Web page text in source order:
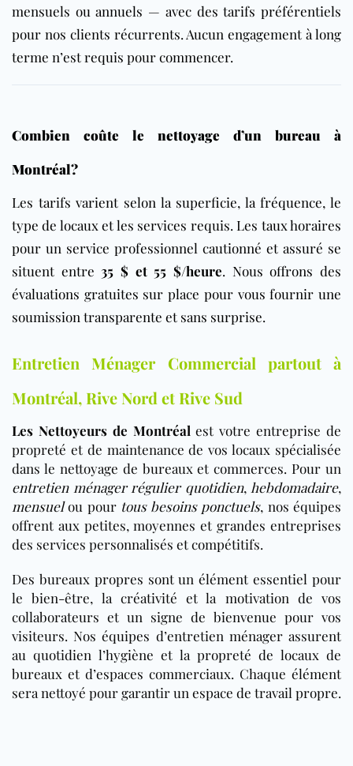
mensuels ou annuels — avec des tarifs préférentiels
pour nos clients récurrents. Aucun engagement à long
terme n’est requis pour commencer.
Combien coûte le nettoyage d’un bureau à
Montréal?
Les tarifs varient selon la superficie, la fréquence, le
type de locaux et les services requis. Les taux horaires
pour un service professionnel cautionné et assuré se
situent entre 35 $ et 55 $/heure. Nous offrons des
évaluations gratuites sur place pour vous fournir une
soumission transparente et sans surprise.
Entretien Ménager Commercial partout à
Montréal, Rive Nord et Rive Sud
Les Nettoyeurs de Montréalest votre entreprise de
propreté et de maintenance de vos locaux spécialisée
dans le nettoyage de bureaux et commerces. Pour un
entretien ménager régulier quotidien, hebdomadaire,
mensuelou pour tous besoins ponctuels, nos équipes
offrent aux petites, moyennes et grandes entreprises
des services personnalisés et compétitifs.
Des bureaux propres sont un élément essentiel pour
le bien-être, la créativité et la motivation de vos
collaborateurs et un signe de bienvenue pour vos
visiteurs. Nos équipes d’entretien ménager assurent
au quotidien l’hygiène et la propreté de locaux de
bureaux et d’espaces commerciaux. Chaque élément
sera nettoyé pour garantir un espace de travail propre.